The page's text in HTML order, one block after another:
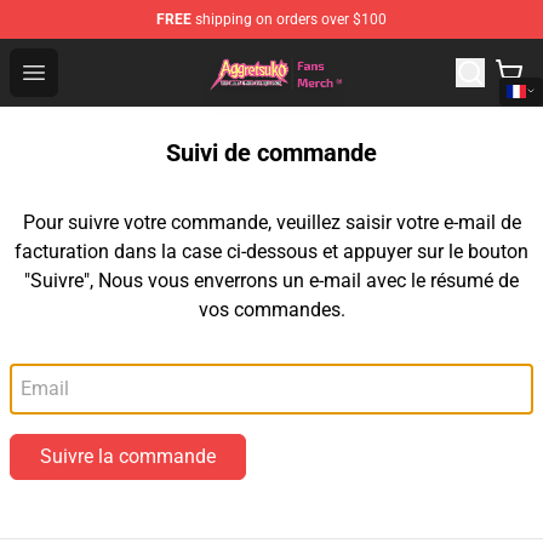
FREE shipping on orders over $100
Open menu
Aggretsuko Store - Official Aggretsuko Merchandise
Suivi de commande
Pour suivre votre commande, veuillez saisir votre e-mail de
facturation dans la case ci-dessous et appuyer sur le bouton
"Suivre", Nous vous enverrons un e-mail avec le résumé de
vos commandes.
Suivre la commande